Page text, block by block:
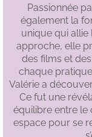
Passionnée
également la
unique qui allie
approche, elle
des films et
chaque
Valérie a
Ce fut une
équilibre entre le
espace pour se